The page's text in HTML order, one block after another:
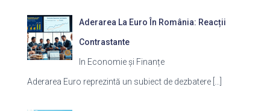
Aderarea La Euro În România: Reacții
Contrastante
In Economie și Finanțe
Aderarea Euro reprezintă un subiect de dezbatere